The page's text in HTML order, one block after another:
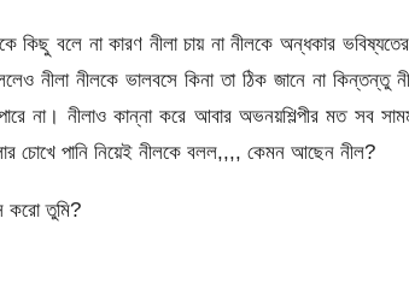
কিছু বলে না কারণ নীলা চায় না নীলকে অন্ধকার
নীলা নীলকে ভালবসে কিনা তা ঠিক জানে না কিন্তন্তু
না। নীলাও কান্না করে আবার অভনয়শিল্পীর মত সব
চোখে পানি নিয়েই নীলকে বলল,,,, কেমন আছেন নীল?
করো তুমি?